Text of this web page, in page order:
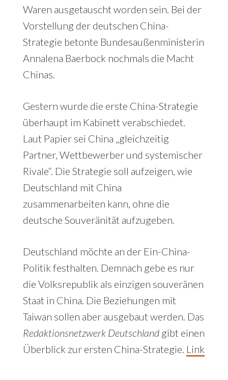
Waren ausgetauscht worden sein. Bei der
Vorstellung der deutschen China-
Strategie betonte Bundesaußenministerin
Annalena Baerbock nochmals die Macht
Chinas.
Gestern wurde die erste China-Strategie
überhaupt im Kabinett verabschiedet.
Laut Papier sei China „gleichzeitig
Partner, Wettbewerber und systemischer
Rivale“. Die Strategie soll aufzeigen, wie
Deutschland mit China
zusammenarbeiten kann, ohne die
deutsche Souveränität aufzugeben.
Deutschland möchte an der Ein-China-
Politik festhalten. Demnach gebe es nur
die Volksrepublik als einzigen souveränen
Staat in China. Die Beziehungen mit
Taiwan sollen aber ausgebaut werden. Das
Redaktionsnetzwerk Deutschlandgibt einen
Überblick zur ersten China-Strategie. Link